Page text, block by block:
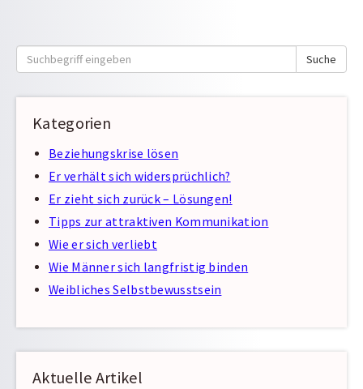
Suche
nach:
Suche
Kategorien
Beziehungskrise lösen
Er verhält sich widersprüchlich?
Er zieht sich zurück – Lösungen!
Tipps zur attraktiven Kommunikation
Wie er sich verliebt
Wie Männer sich langfristig binden
Weibliches Selbstbewusstsein
Aktuelle Artikel